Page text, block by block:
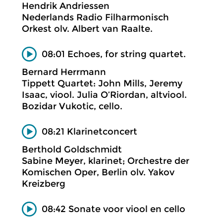
Hendrik Andriessen
Nederlands Radio Filharmonisch
Orkest olv. Albert van Raalte.
08:01 Echoes, for string quartet.
Bernard Herrmann
Tippett Quartet: John Mills, Jeremy
Isaac, viool. Julia O’Riordan, altviool.
Bozidar Vukotic, cello.
08:21 Klarinetconcert
Berthold Goldschmidt
Sabine Meyer, klarinet; Orchestre der
Komischen Oper, Berlin olv. Yakov
Kreizberg
08:42 Sonate voor viool en cello